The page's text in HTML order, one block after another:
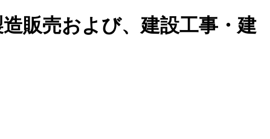
販売および、建設工事・建